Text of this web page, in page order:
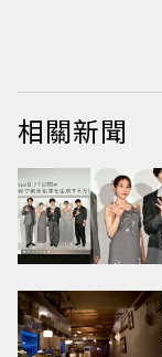
相關新聞